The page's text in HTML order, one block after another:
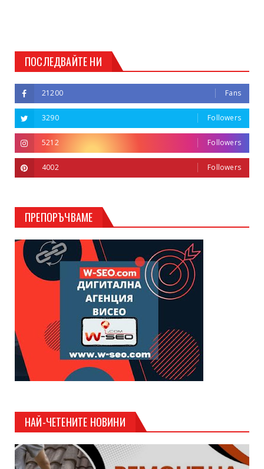
ПОСЛЕДВАЙТЕ НИ
21200 Fans
3290 Followers
5212 Followers
4002 Followers
ПРЕПОРЪЧВАМЕ
НАЙ-ЧЕТЕНИТЕ НОВИНИ